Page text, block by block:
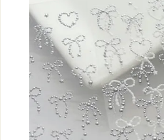
セール特集ページ